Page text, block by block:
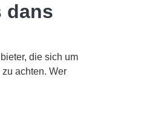
dans
die sich um
achten. Wer